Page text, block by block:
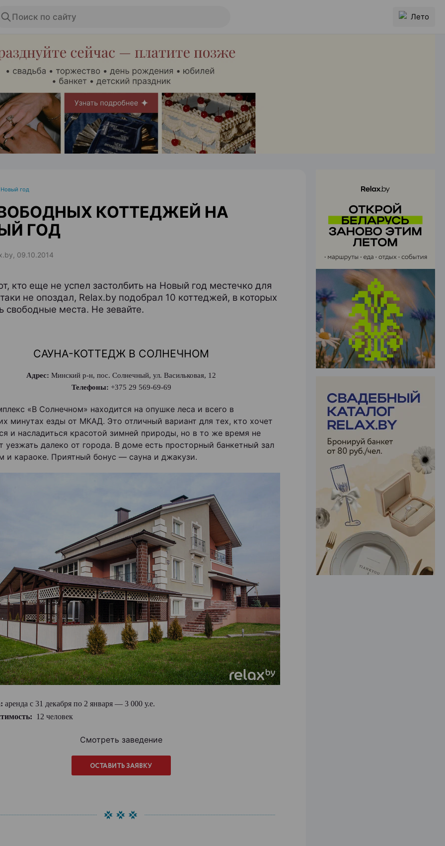
Поиск по сайту Лето
ЭФФЕКТИВНАЯ РЕКЛАМА НА САЙТЕ
Новый год
КОТТЕДЖЕЙ НА
ГОД
09.10.2014
кто еще не успел застолбить на Новый год местечко для
не опоздал, Relax.by подобрал 10 коттеджей, в которых
свободные места. Не зевайте.
САУНА-КОТТЕДЖ В СОЛНЕЧНОМ
Адрес: Минский р-н, пос. Солнечный, ул. Васильковая, 12
Телефоны: +375 29 569-69-69
«В Солнечном» находится на опушке леса и всего в
минутах езды от МКАД. Это отличный вариант для тех, кто хочет
и насладиться красотой зимней природы, но в то же время не
уезжать далеко от города. В доме есть просторный банкетный зал
и караоке. Приятный бонус — сауна и джакузи.
аренда с 31 декабря по 2 января — 3 000 у.е.
12 человек
Смотреть заведение
ЭФФЕКТИВНАЯ РЕКЛАМА НА САЙТЕ
ЭФФЕКТИВНАЯ РЕКЛАМА НА САЙТЕ